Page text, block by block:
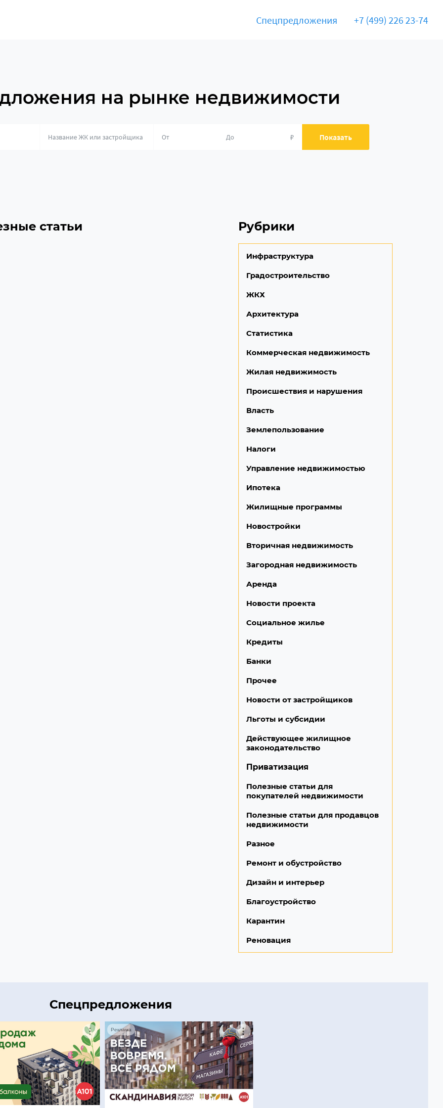
Спецпредложения +7 (499) 226 23-74
на рынке недвижимости
₽ Показать
статьи Рубрики
Инфраструктура
Градостроительство
ЖКХ
Архитектура
Статистика
Коммерческая недвижимость
Жилая недвижимость
Происшествия и нарушения
Власть
Землепользование
Налоги
Управление недвижимостью
Ипотека
Жилищные программы
Новостройки
Вторичная недвижимость
Загородная недвижимость
Аренда
Новости проекта
Социальное жилье
Кредиты
Банки
Прочее
Новости от застройщиков
Льготы и субсидии
Действующее жилищное
законодательство
Приватизация
Полезные статьи для
покупателей недвижимости
Полезные статьи для продавцов
недвижимости
Разное
Ремонт и обустройство
Дизайн и интерьер
Благоустройство
Карантин
Реновация
Спецпредложения
Реклама